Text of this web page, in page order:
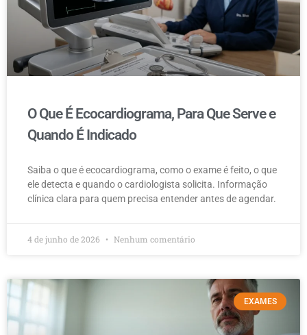
O Que É Ecocardiograma, Para Que Serve e
Quando É Indicado
Saiba o que é ecocardiograma, como o exame é feito, o que
ele detecta e quando o cardiologista solicita. Informação
clínica clara para quem precisa entender antes de agendar.
4 de junho de 2026 Nenhum comentário
EXAMES